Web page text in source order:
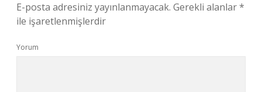
E-posta adresiniz yayınlanmayacak. Gerekli alanlar*
ile işaretlenmişlerdir
Yorum